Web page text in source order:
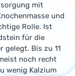
mit
und
Rolle. Ist
für die
gelegt. Bis zu 11
noch recht
wenig Kalzium